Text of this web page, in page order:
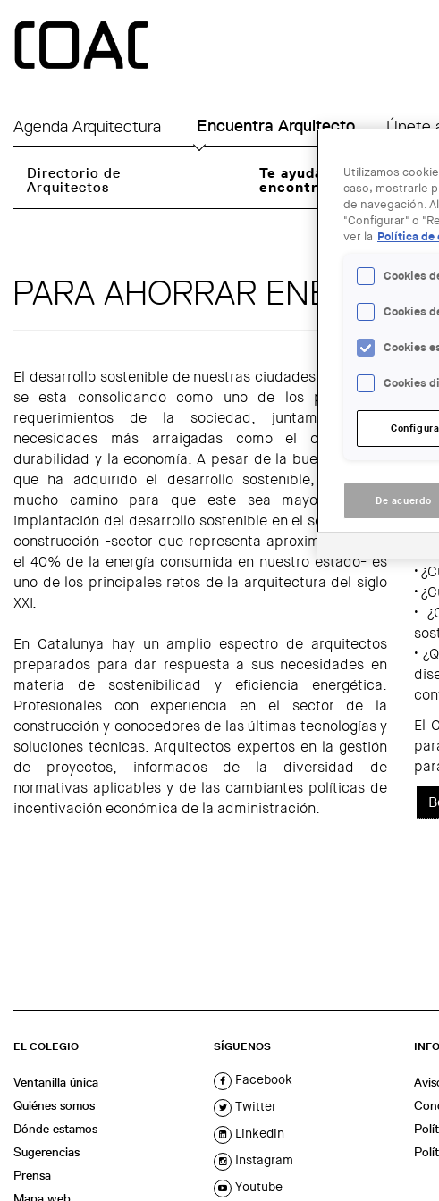
Agenda Arquitectura Encuentra Arquitecto Únete
Directorio de
Arquitectos
Te ayudamos a
encontrarlo
PARA AHORRAR ENERGÍA
El desarrollo sostenible de nuestras ciudades y edificios
se esta consolidando como uno de los principales
requerimientos de la sociedad, juntamente con
necesidades más arraigadas como el confort, la
durabilidad y la economía. A pesar de la buena imagen
que ha adquirido el desarrollo sostenible, aún falta
mucho camino para que este sea mayoritario. La
implantación del desarrollo sostenible en el sector de la
construcción -sector que representa aproximadamente
el 40% de la energía consumida en nuestro estado- es
uno de los principales retos de la arquitectura del siglo
XXI.
En Catalunya hay un amplio espectro de arquitectos
preparados para dar respuesta a sus necesidades en
materia de sostenibilidad y eficiencia energética.
Profesionales con experiencia en el sector de la
construcción y conocedores de las últimas tecnologías y
soluciones técnicas. Arquitectos expertos en la gestión
de proyectos, informados de la diversidad de
normativas aplicables y de las cambiantes políticas de
incentivación económica de la administración.
las
•
•
•
•
El
EL COLEGIO
Ventanilla única
Quiénes somos
Dónde estamos
Sugerencias
Prensa
SÍGUENOS
Facebook
Twitter
Linkedin
Instagram
Youtube
Utilizamos
caso, mostrarle
de navegación.
"Configurar" o
ver la Política de
Cookies
Cookies
Cookies
Cookies
De acuerdo